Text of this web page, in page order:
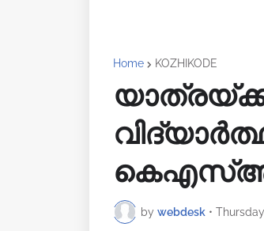
Home KOZHIKODE
by webdesk •